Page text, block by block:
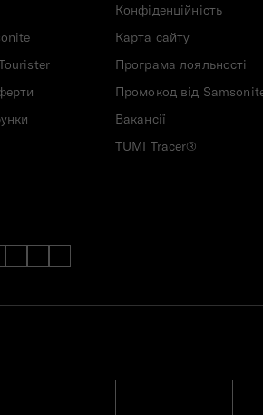
Конфіденційність
Карта сайту
Програма лояльності
Промокод від
Вакансії
TUMI Tracer®